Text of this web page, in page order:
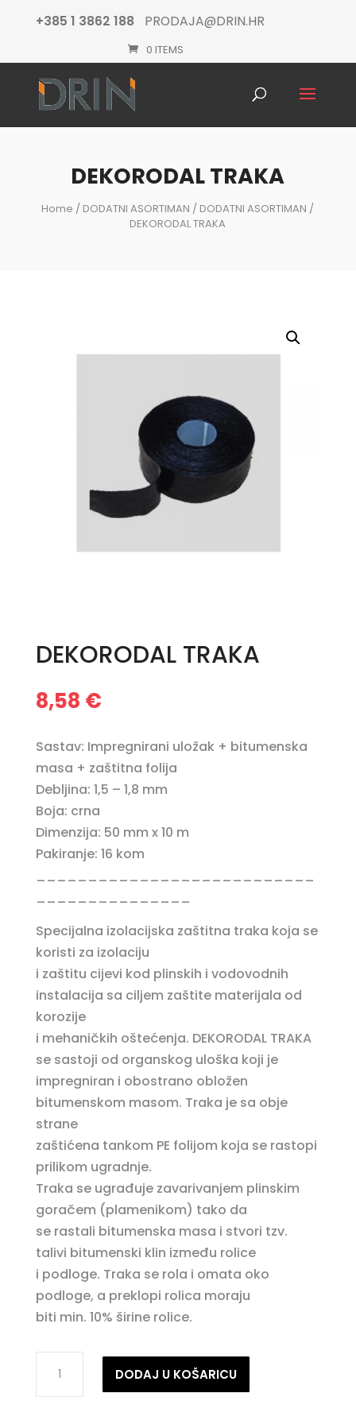
+385 1 3862 188 PRODAJA@DRIN.HR
0 ITEMS
DEKORODAL TRAKA
Home / DODATNI ASORTIMAN / DODATNI ASORTIMAN /
DEKORODAL TRAKA
DEKORODAL TRAKA
8,58 €
Sastav: Impregnirani uložak + bitumenska
masa + zaštitna folija
Debljina: 1,5 – 1,8 mm
Boja: crna
Dimenzija: 50 mm x 10 m
Pakiranje: 16 kom
___________________________
_______________
Specijalna izolacijska zaštitna traka koja se
koristi za izolaciju
i zaštitu cijevi kod plinskih i vodovodnih
instalacija sa ciljem zaštite materijala od
korozije
i mehaničkih oštećenja. DEKORODAL TRAKA
se sastoji od organskog uloška koji je
impregniran i obostrano obložen
bitumenskom masom. Traka je sa obje
strane
zaštićena tankom PE folijom koja se rastopi
prilikom ugradnje.
Traka se ugrađuje zavarivanjem plinskim
goračem (plamenikom) tako da
se rastali bitumenska masa i stvori tzv.
talivi bitumenski klin između rolice
i podloge. Traka se rola i omata oko
podloge, a preklopi rolica moraju
biti min. 10% širine rolice.
DEKORODAL
TRAKA
DODAJ U KOŠARICU